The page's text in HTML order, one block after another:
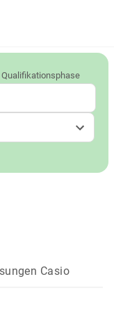
Qualifikationsphase
Casio